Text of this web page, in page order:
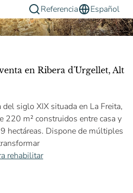
Referencia
Español
en Ribera d'Urgellet, Alt
siglo XIX situada en La Freita,
220 m² construidos entre casa y
hectáreas. Dispone de múltiples
rehabilitar